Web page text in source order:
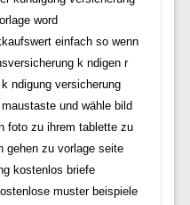
word
einfach so wenn
k ndigen r
ndigung versicherung
und wähle bild
foto zu ihrem tablette zu
gehen zu vorlage seite
kostenlos briefe
muster beispiele